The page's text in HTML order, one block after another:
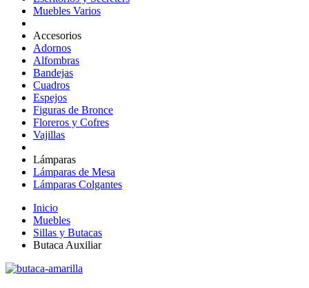
Muebles Varios
Accesorios
Adornos
Alfombras
Bandejas
Cuadros
Espejos
Figuras de Bronce
Floreros y Cofres
Vajillas
Lámparas
Lámparas de Mesa
Lámparas Colgantes
Inicio
Muebles
Sillas y Butacas
Butaca Auxiliar